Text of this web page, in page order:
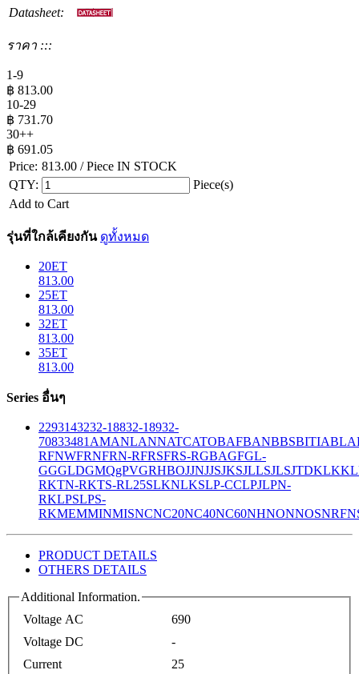
Datasheet:
ราคา :::
1-9
฿ 813.00
10-29
฿ 731.70
30++
฿ 691.05
Price: 813.00 / Piece IN STOCK
QTY:
Piece(s)
Add to Cart
รุ่นที่ใกล้เคียงกัน ดูทั้งหมด
20ET
813.00
25ET
813.00
32ET
813.00
35ET
813.00
Series อื่นๆ
2293143232-18832-18932-
70833481 AMANLANNATCATOBAFBANBBSBITIABLA
RFNWFRNFRN-RFRSFRS-RGBAGFGL-
GGGLDGMQgPVGRHBOJJNJJSJKSJLLSJLSJTDKLK
RKTN-RKTS-RL25SLKNLKSLP-CCLPJLPN-
RKLPSLPS-
RKMEMMINMISNCNC20NC40NC60NHNONNOSNRF
PRODUCT DETAILS
OTHERS DETAILS
Additional Information.
Voltage AC
690
Voltage DC
-
Current
25